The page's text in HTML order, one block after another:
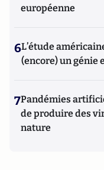
européenne
6L’étude
(encore) un génie
7Pandémies
de produire des
nature